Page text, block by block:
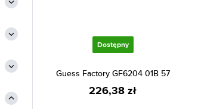
Dostępny
Guess Factory GF6204 01B 57
226,38 zł